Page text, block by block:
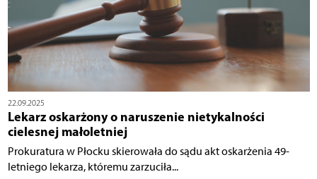
22.09.2025
Lekarz oskarżony o naruszenie nietykalności
cielesnej małoletniej
Prokuratura w Płocku skierowała do sądu akt oskarżenia 49-
letniego lekarza, któremu zarzuciła...